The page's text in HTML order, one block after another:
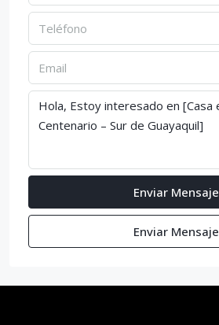
Enviar Mensaje
Enviar Mensaje